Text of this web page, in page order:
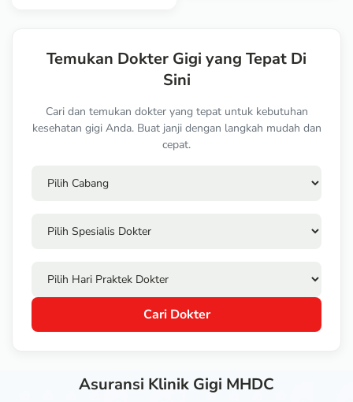
Temukan Dokter Gigi yang Tepat Di
Sini
Cari dan temukan dokter yang tepat untuk kebutuhan
kesehatan gigi Anda. Buat janji dengan langkah mudah dan
cepat.
Cari Dokter
Asuransi Klinik Gigi MHDC